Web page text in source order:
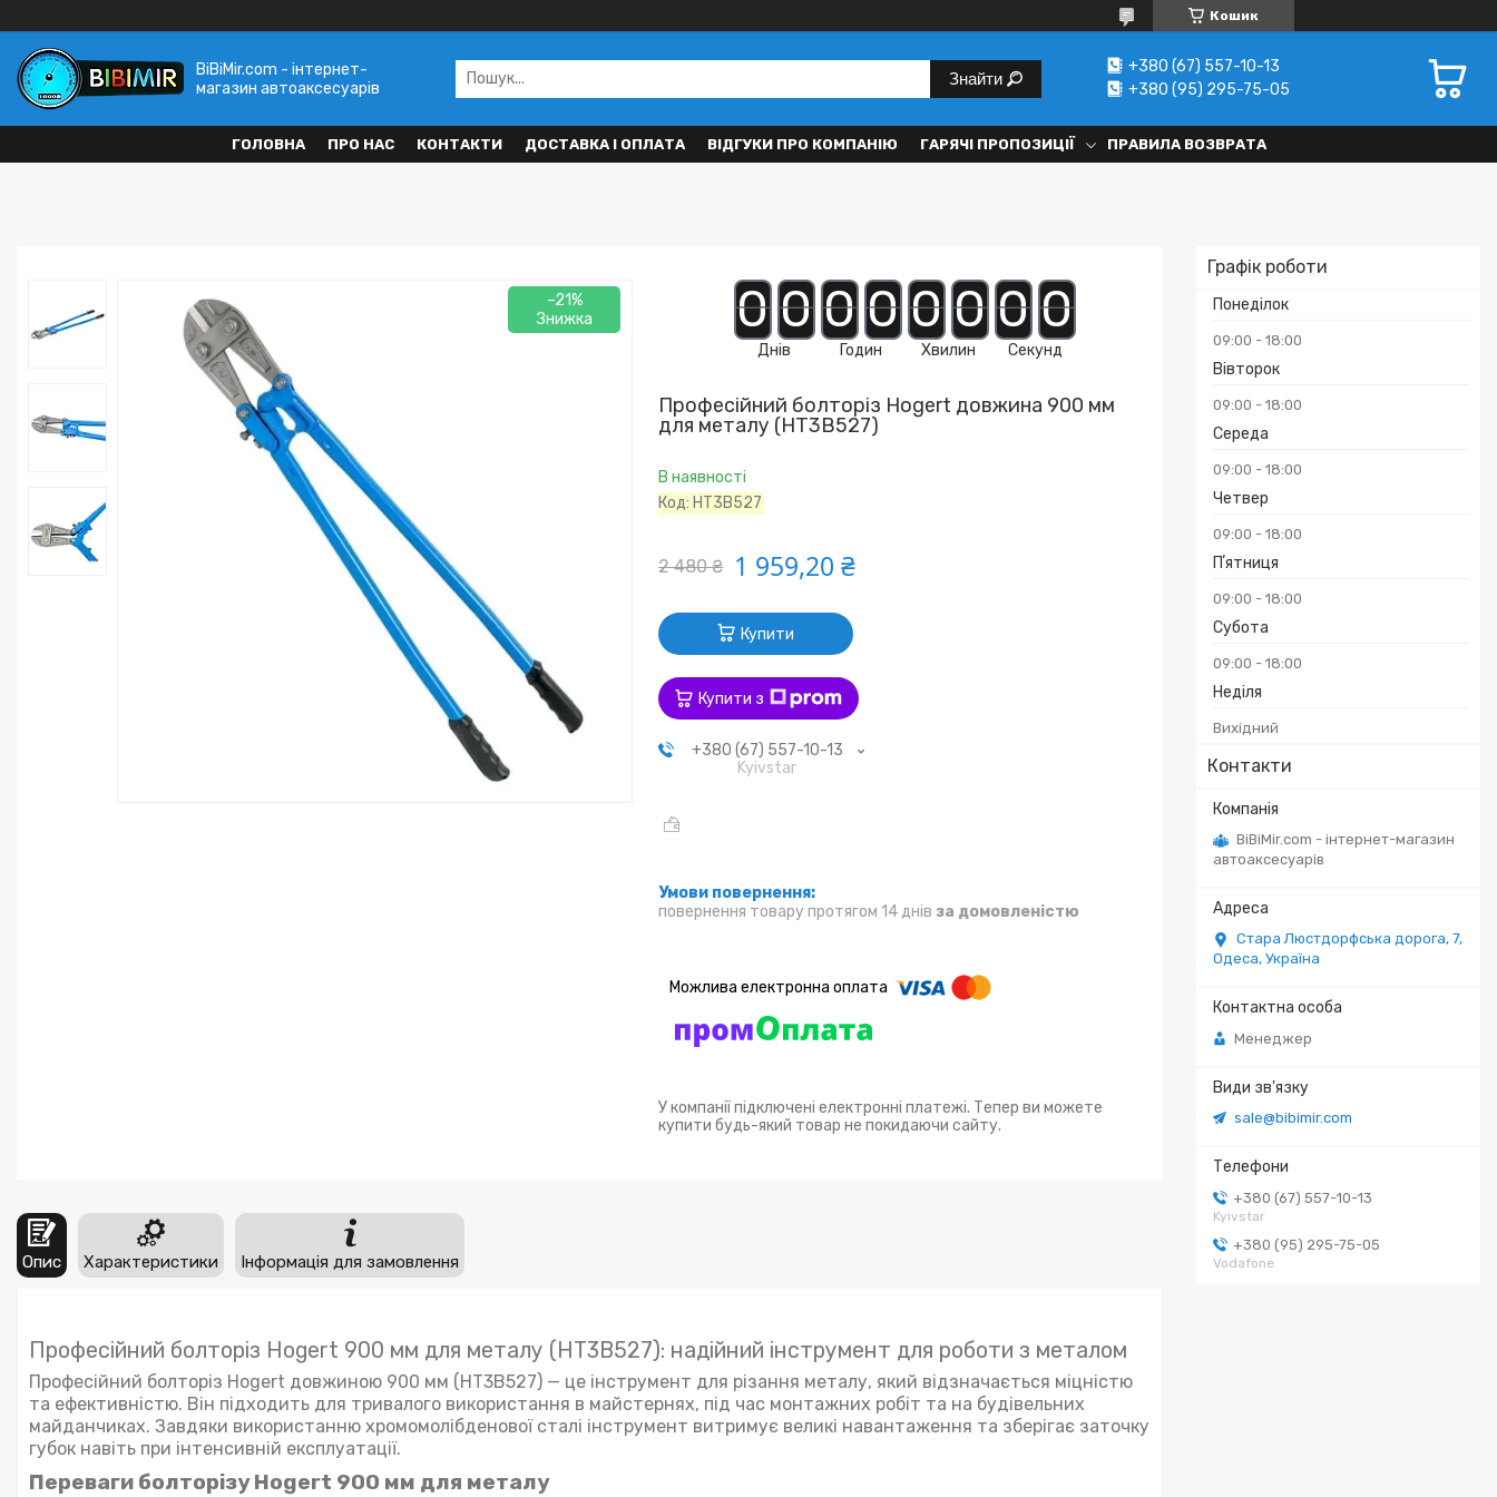
Кошик
BiBiMir.com - інтернет-
магазин автоаксесуарів
Знайти
+380 (67) 557-10-13
+380 (95) 295-75-05
ГОЛОВНА ПРО НАС КОНТАКТИ ДОСТАВКА І ОПЛАТА ВІДГУКИ ПРО КОМПАНІЮ ГАРЯЧІ ПРОПОЗИЦІЇ ПРАВИЛА ВОЗВРАТА
Графік роботи
Понеділок
09:00 18:00
Вівторок
09:00 18:00
Середа
09:00 18:00
Четвер
09:00 18:00
Пʼятниця
09:00 18:00
Субота
09:00 18:00
Неділя
Вихідний
Контакти
BiBiMir.com - інтернет-магазин
автоаксесуарів
Стара Люстдорфська дорога, 7,
Одеса, Україна
Менеджер
sale@bibimir.com
+380 (67) 557-10-13
Kyivstar
+380 (95) 295-75-05
Vodafone
–21% 00
Днів
00
Годин
00
Хвилин
00
Секунд
Професійний болторіз Hogert довжина 900 мм
для металу (HT3B527)
В наявності
Код: HT3B527
2 480 ₴ 1 959,20 ₴
Купити
Купити з
+380 (67) 557-10-13
Kyivstar
повернення товару протягом 14 днів за домовленістю
У компанії підключені електронні платежі. Тепер ви можете
купити будь-який товар не покидаючи сайту.
Опис Характеристики Інформація для замовлення
Професійний болторіз Hogert 900 мм для металу (HT3B527): надійний інструмент для роботи з металом
Професійний болторіз Hogert довжиною 900 мм (HT3B527) — це інструмент для різання металу, який відзначається міцністю
та ефективністю. Він підходить для тривалого використання в майстернях, під час монтажних робіт та на будівельних
майданчиках. Завдяки використанню хромомолібденової сталі інструмент витримує великі навантаження та зберігає заточку
губок навіть при інтенсивній експлуатації.
Переваги болторізу Hogert 900 мм для металу